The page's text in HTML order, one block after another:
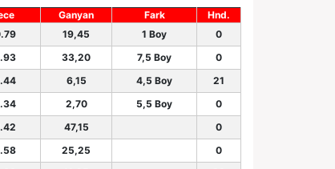
Ganyan Fark
Hnd.
19,45 1 Boy
0
33,20 7,5 Boy
0
6,15 4,5 Boy
21
2,70 5,5 Boy
0
47,15
0
25,25
0